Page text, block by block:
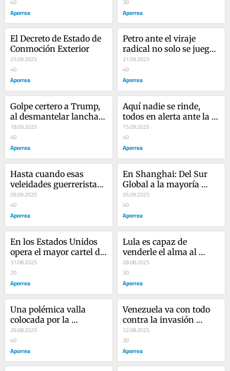
Aporrea
canonización de José
Gregorio Hernández
Aporrea
El Decreto de Estado de
Conmoción Exterior
25.09.2025
40
Aporrea
Petro ante el viraje
radical no solo se juega
la presidencia, sino la
vida
21.09.2025
40
Aporrea
Golpe certero a Trump,
al desmantelar lancha
de la DEA que iba a ser
utilizada como "falsa
bandera" en contra de
Maduro
18.09.2025
40
Aporrea
Aquí nadie se rinde,
todos en alerta ante la
invasión gringa
15.09.2025
40
Aporrea
Hasta cuando esas
veleidades guerreristas
de Trump contra
nuestro país
09.09.2025
40
Aporrea
En Shanghai: Del Sur
Global a la mayoría
mundial, le ronca en la
cueva a Trump
05.09.2025
40
Aporrea
En los Estados Unidos
opera el mayor cartel de
drogas del mundo; de
los soles y los que no
son soles
31.08.2025
20
Aporrea
Lula es capaz de
venderle el alma al
diablo y entregar la
cabeza de Maduro a los
gringos
28.08.2025
30
Aporrea
Una polémica valla
colocada por la
ultraderecha
colombiana:
26.08.2025
40
Aporrea
Venezuela va con todo
contra la invasión
imperial para mantener
la paz y la soberanía
22.08.2025
30
Aporrea